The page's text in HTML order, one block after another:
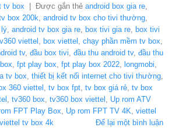
tv box Được gắn thẻ android box gia re,
box 200k, android tv box cho tivi thường,
lý, android tv box gia re, box tivi gia re, box tivi
viettel , box viettel , chạy phần mềm tv box,
tv, đầu box tivi, đầu thu android tv, đầu thu
, fpt play box, fpt play box 2022, longmobi,
tv box, thiết bị kết nối internet cho tivi thường,
360 viettel , tv box fpt, tv box giá rẻ, tv box
, tv360 box, tv360 box viettel , Up rom ATV
FPT Play Box, Up rom FPT TV 4K, viettel
viettel tv box 4k Để lại một bình luận